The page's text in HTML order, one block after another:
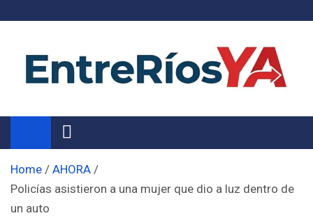
Noticias de Entre Ríos
Información de toda la provincia ahora
Home
AHORA
Policías asistieron a una mujer que dio a luz dentro de
un auto